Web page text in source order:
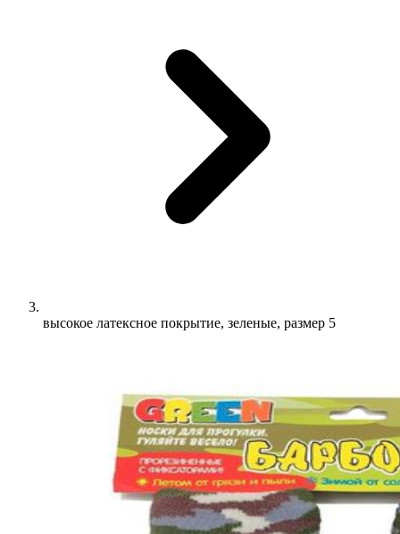
высокое латексное покрытие, зеленые, размер 5